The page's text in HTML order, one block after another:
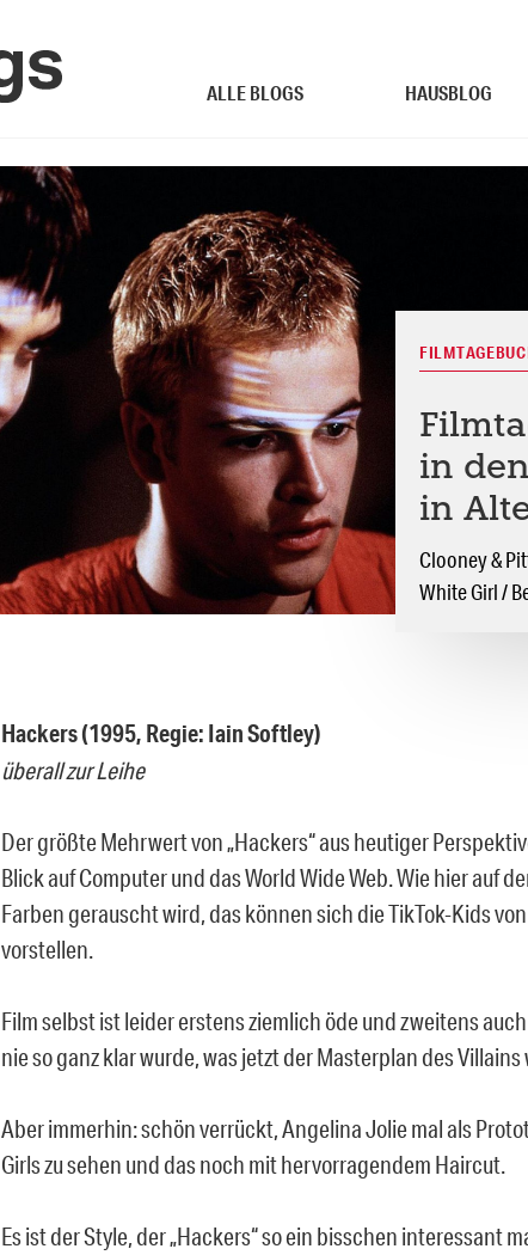
ALLE BLOGS HAUSBLOG
in
in
Clooney &
White Girl /
Hackers (1995, Regie: Iain Softley)
überall zur Leihe
Der größte Mehrwert von „Hackers“ aus heutiger
Blick auf Computer und das World Wide Web. Wie hier auf
Farben gerauscht wird, das können sich die TikTok-Kids
vorstellen.
Film selbst ist leider erstens ziemlich öde und zweitens
nie so ganz klar wurde, was jetzt der Masterplan des Villains
Aber immerhin: schön verrückt, Angelina Jolie mal als
Girls zu sehen und das noch mit hervorragendem Haircut.
Es ist der Style, der „Hackers“ so ein bisschen interessant